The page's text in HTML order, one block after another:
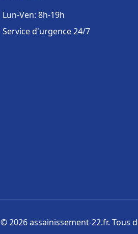
Lun-Ven: 8h-19h
Service d'urgence 24/7
© 2026 assainissement-22.fr. Tous